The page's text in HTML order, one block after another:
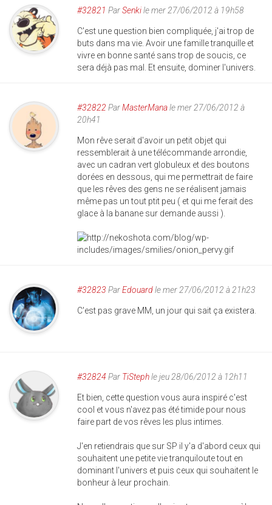
#32821 ParSenkile mer 27/06/2012 à 19h58
C'est une question bien compliquée, j'ai trop de
buts dans ma vie. Avoir une famille tranquille et
vivre en bonne santé sans trop de soucis, ce
sera déjà pas mal. Et ensuite, dominer l'univers.
#32822 ParMasterManale mer 27/06/2012 à
20h41
Mon rêve serait d'avoir un petit objet qui
ressemblerait à une télécommande arrondie,
avec un cadran vert globuleux et des boutons
dorées en dessous, qui me permettrait de faire
que les rêves des gens ne se réalisent jamais
même pas un tout ptit peu ( et qui me ferait des
glace à la banane sur demande aussi ).
#32823 ParEdouardle mer 27/06/2012 à 21h23
C'est pas grave MM, un jour qui sait ça existera.
#32824 Par TiStephle jeu 28/06/2012 à 12h11
Et bien, cette question vous aura inspiré c'est
cool et vous n'avez pas été timide pour nous
faire part de vos rêves les plus intimes.
J'en retiendrais que sur SP il y'a d'abord ceux qui
souhaitent une petite vie tranquiloute tout en
dominant l'univers et puis ceux qui souhaitent le
bonheur à leur prochain.